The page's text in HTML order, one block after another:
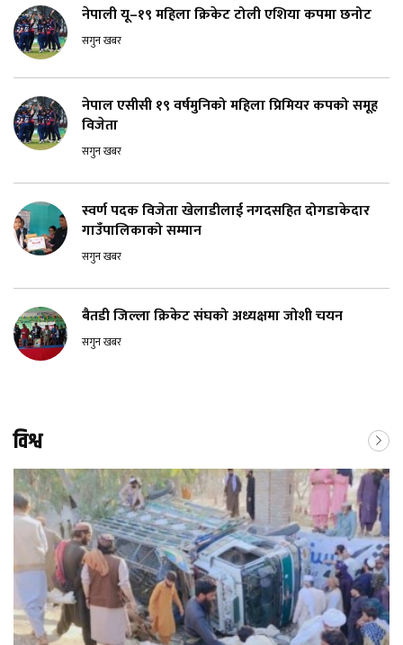
नेपाली यू–१९ महिला क्रिकेट टोली एशिया कपमा छनोट
सगुन खबर
नेपाल एसीसी १९ वर्षमुनिको महिला प्रिमियर कपको समूह
विजेता
सगुन खबर
स्वर्ण पदक विजेता खेलाडीलाई नगदसहित दोगडाकेदार
गाउँपालिकाको सम्मान
सगुन खबर
बैतडी जिल्ला क्रिकेट संघको अध्यक्षमा जोशी चयन
सगुन खबर
विश्व